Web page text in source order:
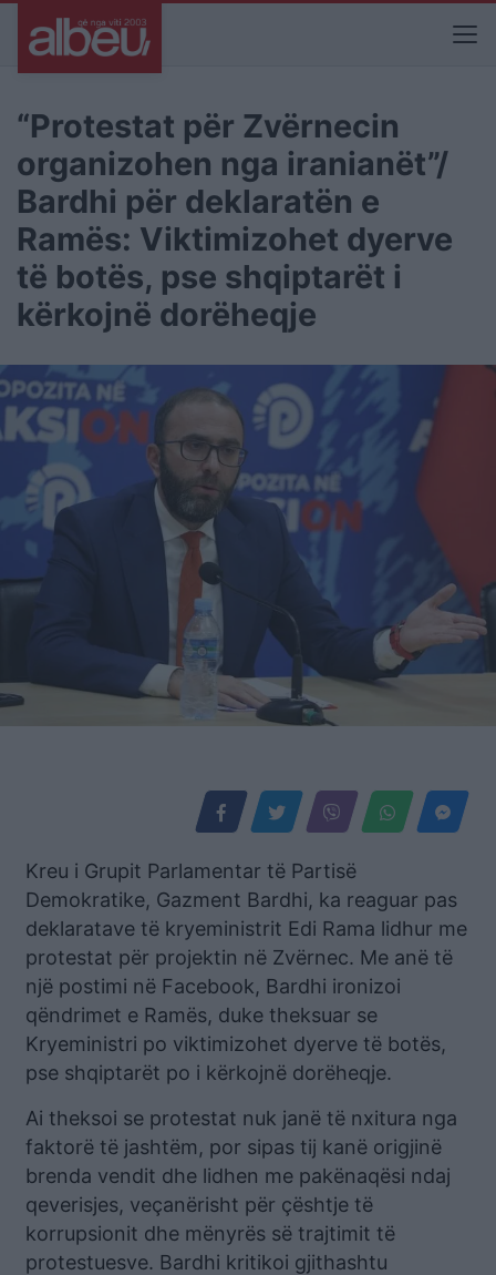
“Protestat për Zvërnecin
organizohen nga iranianët”/
Bardhi për deklaratën e
Ramës: Viktimizohet dyerve
të botës, pse shqiptarët i
kërkojnë dorëheqje
Kreu i Grupit Parlamentar të Partisë
Demokratike, Gazment Bardhi, ka reaguar pas
deklaratave të kryeministrit Edi Rama lidhur me
protestat për projektin në Zvërnec. Me anë të
një postimi në Facebook, Bardhi ironizoi
qëndrimet e Ramës, duke theksuar se
Kryeministri po viktimizohet dyerve të botës,
pse shqiptarët po i kërkojnë dorëheqje.
Ai theksoi se protestat nuk janë të nxitura nga
faktorë të jashtëm, por sipas tij kanë origjinë
brenda vendit dhe lidhen me pakënaqësi ndaj
qeverisjes, veçanërisht për çështje të
korrupsionit dhe mënyrës së trajtimit të
protestuesve. Bardhi kritikoi gjithashtu